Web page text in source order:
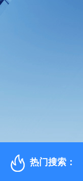
热门搜索：